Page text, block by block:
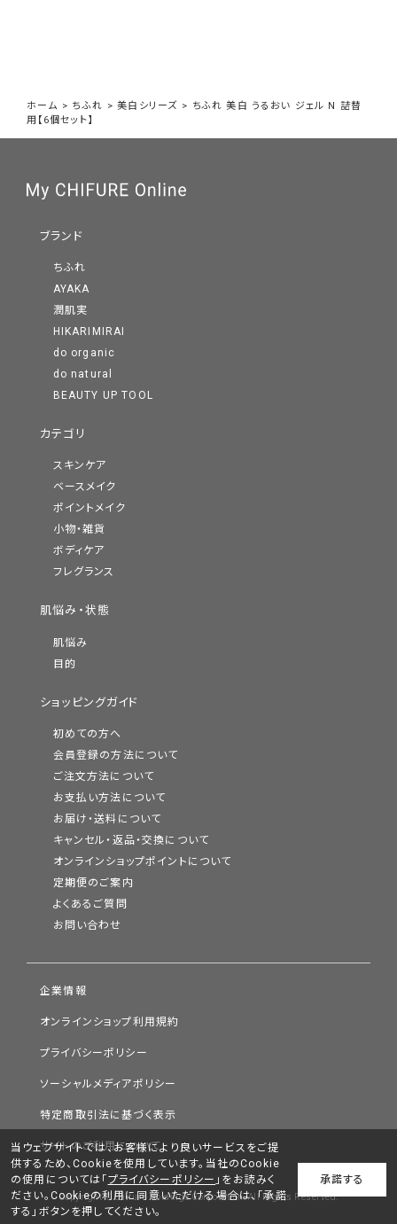
ホーム > ちふれ >美白シリーズ > ちふれ 美白 うるおい ジェル N 詰替
用【6個セット】
ブランド
ちふれ
AYAKA
潤肌実
HIKARIMIRAI
do organic
do natural
BEAUTY UP TOOL
カテゴリ
スキンケア
ベースメイク
ポイントメイク
小物・雑貨
ボディケア
フレグランス
肌悩み・状態
肌悩み
目的
ショッピングガイド
初めての方へ
会員登録の方法について
ご注文方法について
お支払い方法について
お届け・送料について
キャンセル・返品・交換について
オンラインショップポイントについて
定期便のご案内
よくあるご質問
お問い合わせ
企業情報
オンラインショップ利用規約
プライバシーポリシー
ソーシャルメディアポリシー
特定商取引法に基づく表示
サイトのご利用について
Copyright © Chifure Holdings Corporation. All Rights Reserved.
当ウェブサイトでは、お客様により良いサービスをご提
供するため、Cookieを使用しています。当社のCookie
の使用については「 プライバシーポリシー 」をお読みく
ださい。Cookieの利用に同意いただける場合は、「承諾
する」ボタンを押してください。
承諾する